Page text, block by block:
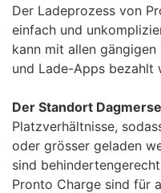
Der Ladeprozess von
einfach und
kann mit allen
und Lade-Apps bezahlt
Der Standort
Platzverhältnisse,
oder grösser geladen
sind
Pronto Charge sind für